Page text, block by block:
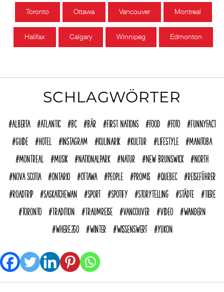
Toronto Ottawa Vancouver Montreal
Halifax Calgary Winnipeg Edmonton
SCHLAGWÖRTER
Alberta Atlantic BC Bär First Nations Food Foto
funnyFACT
Guide
Hotel Instagram Kulinarik Kultur Lifestyle
Manitoba
Montreal
Musik Nationalpark Natur New Brunswick
North
Nova Scotia
Ontario Ottawa People Promis Quebec
reiseführer
Roadtrip
Saskatchewan Sport Spotify Storytelling Städte
Tiere
Toronto
Tradition Traumreise Vancouver Video
Wandern
where2go
Winter Wissenswert Yukon